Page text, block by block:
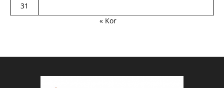
31
« Kor